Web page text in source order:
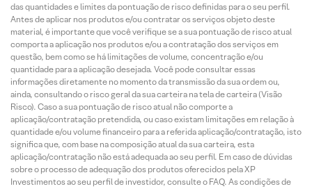
das quantidades e limites da pontuação de risco definidas para o seu perfil.
Antes de aplicar nos produtos e/ou contratar os serviços objeto deste
material, é importante que você verifique se a sua pontuação de risco atual
comporta a aplicação nos produtos e/ou a contratação dos serviços em
questão, bem como se há limitações de volume, concentração e/ou
quantidade para a aplicação desejada. Você pode consultar essas
informações diretamente no momento da transmissão da sua ordem ou,
ainda, consultando o risco geral da sua carteira na tela de carteira (Visão
Risco). Caso a sua pontuação de risco atual não comporte a
aplicação/contratação pretendida, ou caso existam limitações em relação à
quantidade e/ou volume financeiro para a referida aplicação/contratação, isto
significa que, com base na composição atual da sua carteira, esta
aplicação/contratação não está adequada ao seu perfil. Em caso de dúvidas
sobre o processo de adequação dos produtos oferecidos pela XP
Investimentos ao seu perfil de investidor, consulte o FAQ. As condições de